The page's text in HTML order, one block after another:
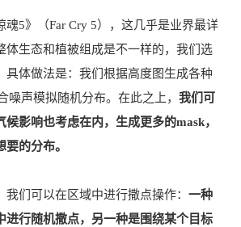
魂5》（Far Cry 5），这几乎是业界最详
体生态和植被组成是不一样的，我们选
具体做法是：我们根据高度图生成各种
噪声模拟随机分布。在此之上， 我们可
候影响也考虑在内，生成更多的mask，
的分布。
们可以在区域中进行撒点操作： 一种
进行随机撒点，另一种是围绕某个目标